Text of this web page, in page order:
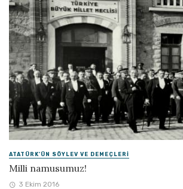
ATATÜRK'ÜN SÖYLEV VE DEMEÇLERI
Milli namusumuz!
3 Ekim 2016